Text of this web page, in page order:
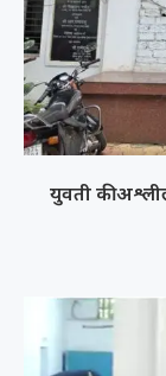
युवती की